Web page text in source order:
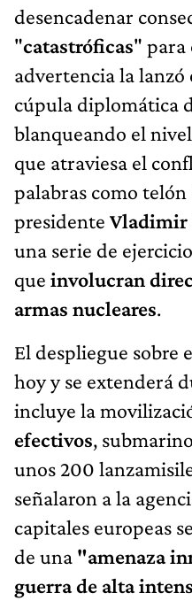
desencadenar
"catastróficas" para
advertencia la lanzó
cúpula diplomática
blanqueando el
que atraviesa el
palabras como telón
presidente Vladimir
una serie de
que involucran
armas nucleares.
El despliegue sobre
hoy y se extenderá
incluye la
efectivos,
unos 200
señalaron a la
capitales europeas
de una "amenaza
guerra de alta